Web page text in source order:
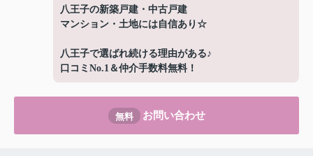
八王子の新築戸建・中古戸建
マンション・土地には自信あり☆
八王子で選ばれ続ける理由がある♪
口コミNo.1＆仲介手数料無料！
無料 お問い合わせ